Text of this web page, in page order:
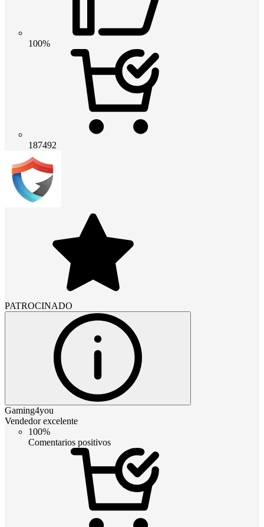
100%
187492
PATROCINADO
Gaming4you
Vendedor excelente
100%
Comentarios positivos